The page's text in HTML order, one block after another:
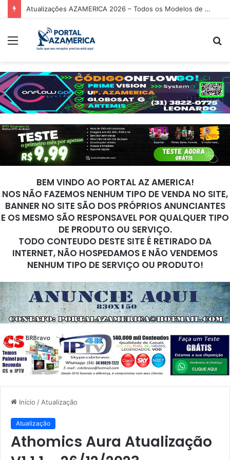
Atualizações AZAMERICA 2026 – Todos os Modelos de Receptores AZAMERICA
BEM VINDO AO PORTAL AZ AMERICA!
NOS NÃO FAZEMOS NENHUM TIPO DE VENDA NO SITE,
BANNER NO SITE SÃO DOS PRÓPRIOS ANUNCIANTES
E OS MESMO SÃO RESPONSAVEL POR QUALQUER TIPO
DE PRODUTO OU SERVIÇO.
TODO CONTEUDO DESTE SITE É RETIRADO DA
INTERNET, NÃO HOSPEDAMOS E NÃO VENDEMOS
NENHUM TIPO DE SERVIÇO OU PRODUTO!
Início / Atualização
Atualização
Athomics Aura Atualização